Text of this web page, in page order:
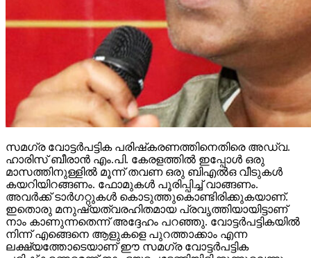
സമഗ്ര വോട്ടര്‍പട്ടിക പരിഷ്‌കരണത്തിനെതിരെ അഡ്വ.
ഹാരിസ് ബീരാന്‍ എം.പി. കേരളത്തില്‍ ഇപ്പോള്‍ ഒരു
മാസത്തിനുള്ളില്‍ മൂന്ന് തവണ ഒരു ബിഎല്‍ഒ വീടുകള്‍
കയറിയിറങ്ങണം. ഫോമുകള്‍ പൂരിപ്പിച്ച് വാങ്ങണം.
അവര്‍ക്ക് ടാര്‍ഗറ്റുകള്‍ കൊടുത്തുകൊണ്ടിരിക്കുകയാണ്.
ഇതൊരു മനുഷ്യത്വരഹിതമായ പ്രവൃത്തിയായിട്ടാണ്
നാം കാണുന്നതെന്ന് അദ്ദേഹം പറഞ്ഞു. വോട്ടര്‍പട്ടികയില്‍
നിന്ന് എങ്ങെനെ ആളുകളെ പുറത്താക്കാം എന്ന
ലക്ഷ്യത്തോടെയാണ് ഈ സമഗ്ര വോട്ടര്‍പട്ടിക
പരിഷ്‌കരണമെന്ന് നാം ഭയപ്പെടേണ്ടിയിരിക്കുന്നുവെന്നും
അദ്ദേഹം വ്യക്തമാക്കി.